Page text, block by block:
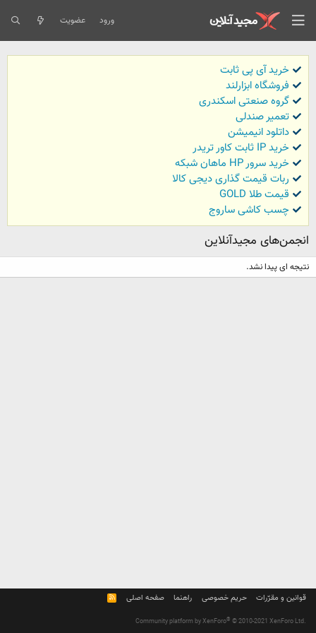
ورود عضویت
خرید آی پی ثابت
فروشگاه ابزارلند
گروه صنعتی اسکندری
تعمیر صندلی
داتلود انیمیشن
خرید IP ثابت کاور تریدر
خرید سرور HP ماهان شبکه
ربات قیمت گذاری دیجی کالا
قیمت طلا GOLD
چسب کاشی ساروج
انجمن‌های مجیدآنلاین
نتیجه ای پیدا نشد.
قوانین و مقرّرات حریم خصوصی راهنما صفحه اصلی
R
S
Community platform by XenForo® © 2010-2021 XenForo Ltd.